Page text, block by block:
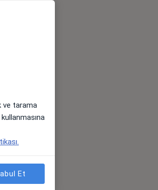
ve tarama
Et